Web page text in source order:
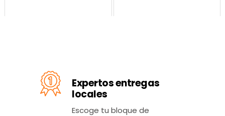
Expertos entregas
locales
Escoge tu bloque de